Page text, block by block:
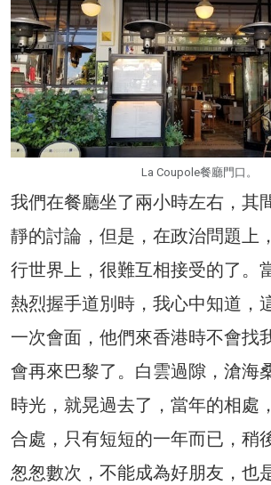
La Coupole餐廳門口。
我們在餐廳坐了兩小時左右，其
靜的討論，但是，在政治問題上
行世界上，很難互相接受的了。
熱烈握手道別時，我心中知道，
一次會面，他們來香港時不會找
會再來巴黎了。白雲過隙，滄海
時光，就晃過去了，當年的相處
合處，只有短短的一年而已，稍
怱怱數次，不能成為好朋友，也